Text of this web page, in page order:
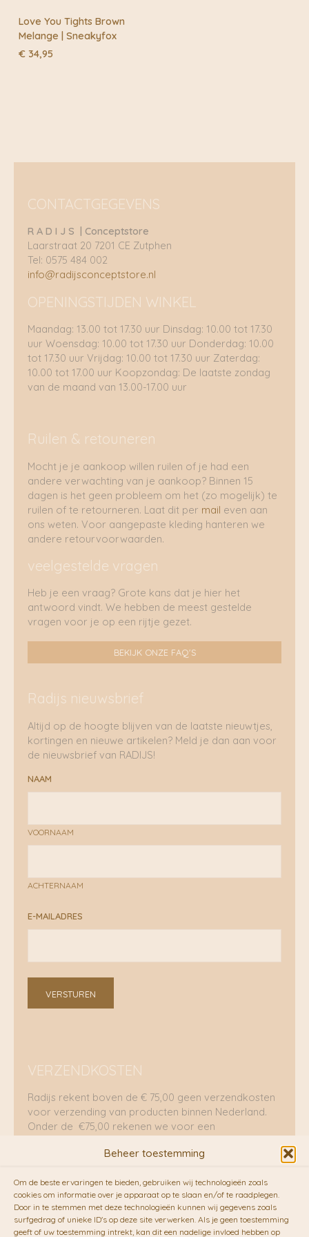
Beheer toestemming
Om de beste ervaringen te bieden, gebruiken wij technologieën zoals
cookies om informatie over je apparaat op te slaan en/of te raadplegen.
Door in te stemmen met deze technologieën kunnen wij gegevens zoals
surfgedrag of unieke ID's op deze site verwerken. Als je geen toestemming
geeft of uw toestemming intrekt, kan dit een nadelige invloed hebben op
Love You Tights Brown
Melange | Sneakyfox
€ 34,95
CONTACTGEGEVENS
R A D I J S | Conceptstore
Laarstraat 20 7201 CE Zutphen
Tel: 0575 484 002
info@radijsconceptstore.nl
OPENINGSTIJDEN WINKEL
Maandag: 13.00 tot 17.30 uur Dinsdag: 10.00 tot 17.30
uur Woensdag: 10.00 tot 17.30 uur Donderdag: 10.00
tot 17.30 uur Vrijdag: 10.00 tot 17.30 uur Zaterdag:
10.00 tot 17.00 uur Koopzondag: De laatste zondag
van de maand van 13.00-17.00 uur
Ruilen & retouneren
Mocht je je aankoop willen ruilen of je had een
andere verwachting van je aankoop? Binnen 15
dagen is het geen probleem om het (zo mogelijk) te
ruilen of te retourneren. Laat dit per mail even aan
ons weten. Voor aangepaste kleding hanteren we
andere retourvoorwaarden.
veelgestelde vragen
Heb je een vraag? Grote kans dat je hier het
antwoord vindt. We hebben de meest gestelde
vragen voor je op een rijtje gezet.
BEKIJK ONZE FAQ'S
Radijs nieuwsbrief
Altijd op de hoogte blijven van de laatste nieuwtjes,
kortingen en nieuwe artikelen? Meld je dan aan voor
de nieuwsbrief van RADIJS!
NAAM
VOORNAAM
ACHTERNAAM
E-MAILADRES
VERSTUREN
VERZENDKOSTEN
Radijs rekent boven de € 75,00 geen verzendkosten
voor verzending van producten binnen Nederland.
Onder de €75,00 rekenen we voor een
RADIJS werkt samen met de duurzame bezorgdienst
vanFietskoeriers.nl. Pakketten (mits voorradig) voor
10.00 uur besteld op een doordeweekse dag,